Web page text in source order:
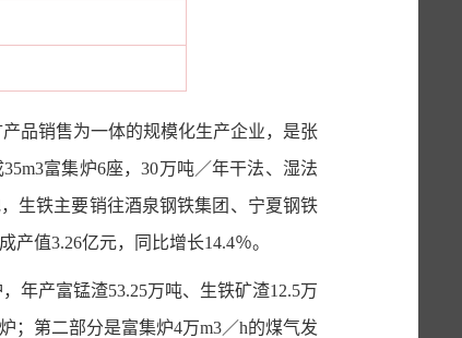
品销售为一体的规模化生产企业，是张
3富集炉6座，30万吨／年干法、湿法
生铁主要销往酒泉钢铁集团、宁夏钢铁
产值3.26亿元， 同比增长14.4％。
，年产富锰渣53.25万吨、生铁矿渣12.5万
；第二部分是富集炉4万m3／h的煤气发